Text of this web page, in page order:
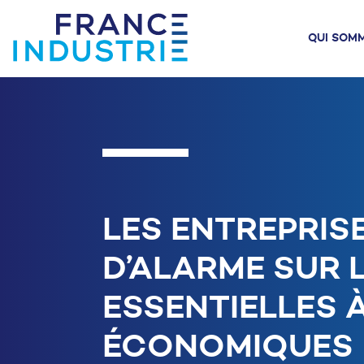
QUI
LES
D’ALARME SUR
ESSENTIELLES
ÉCONOMIQUES